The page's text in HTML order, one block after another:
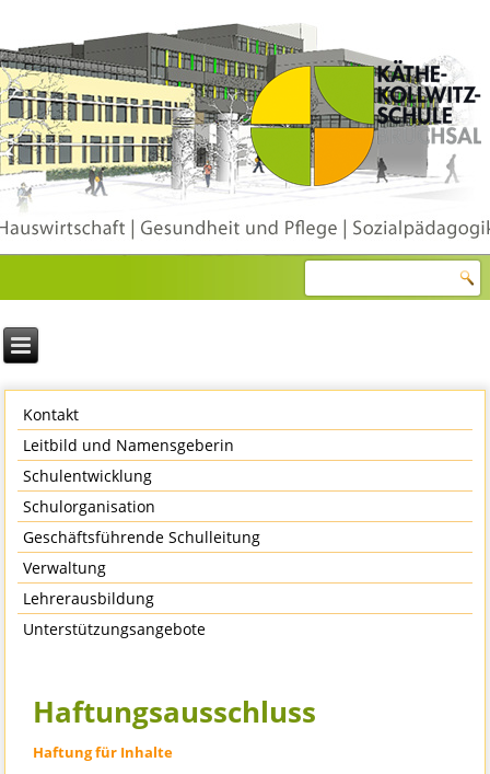
Kontakt
Leitbild und Namensgeberin
Schulentwicklung
Schulorganisation
Geschäftsführende Schulleitung
Verwaltung
Lehrerausbildung
Unterstützungsangebote
Haftungsausschluss
Haftung für Inhalte